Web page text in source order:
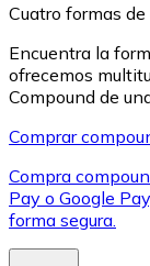
XRP
XRP
Cuatro formas
Encuentra la
ofrecemos
Compound de
Comprar
Compra
Pay o Google
forma segura.